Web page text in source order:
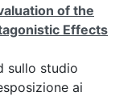
of the
Effects
sullo studio
ai